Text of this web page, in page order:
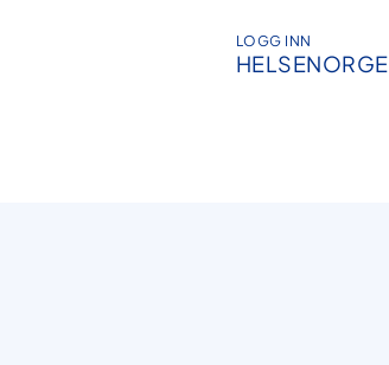
LOGG INN
HELSENORGE